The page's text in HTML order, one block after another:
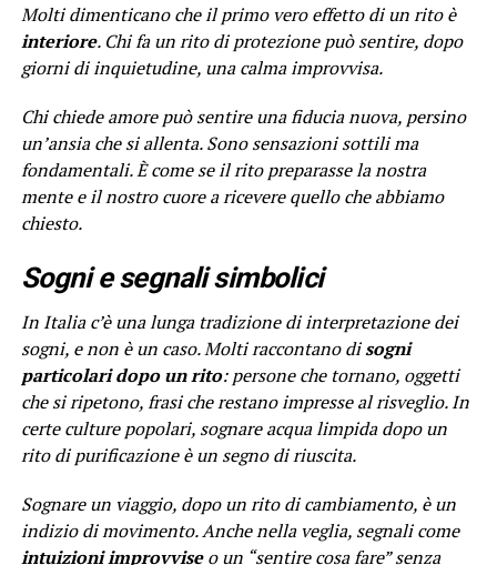
Molti dimenticano che il primo vero effetto di un rito è
interiore. Chi fa un rito di protezione può sentire, dopo
giorni di inquietudine, una calma improvvisa.
Chi chiede amore può sentire una fiducia nuova, persino
un’ansia che si allenta. Sono sensazioni sottili ma
fondamentali. È come se il rito preparasse la nostra
mente e il nostro cuore a ricevere quello che abbiamo
chiesto.
Sogni e segnali simbolici
In Italia c’è una lunga tradizione di interpretazione dei
sogni, e non è un caso. Molti raccontano disogni
particolari dopo un rito: persone che tornano, oggetti
che si ripetono, frasi che restano impresse al risveglio. In
certe culture popolari, sognare acqua limpida dopo un
rito di purificazione è un segno di riuscita.
Sognare un viaggio, dopo un rito di cambiamento, è un
indizio di movimento. Anche nella veglia, segnali come
intuizioni improvviseo un “sentire cosa fare” senza